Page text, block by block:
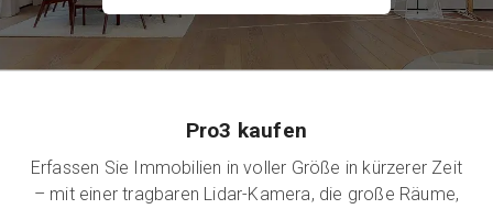
Was ist neu?
Anmelden
Pro3 kaufen
Erfassen Sie Immobilien in voller Größe in kürzerer Zeit
– mit einer tragbaren Lidar-Kamera, die große Räume,